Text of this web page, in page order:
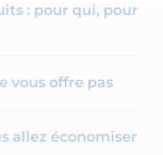
: pour qui, pour
vous offre pas
allez économiser